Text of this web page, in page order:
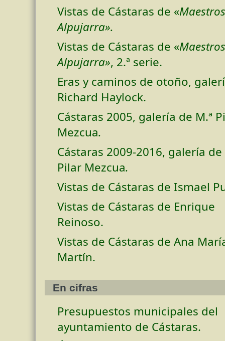
Vistas de Cástaras de «
Alpujarra».
Vistas de Cástaras de «
Alpujarra», 2.ª serie.
Eras y caminos de otoño,
Richard Haylock.
Cástaras 2005, galería de M.ª
Mezcua.
Cástaras 2009-2016, galería de
Pilar Mezcua.
Vistas de Cástaras de Ismael
Vistas de Cástaras de Enrique
Reinoso.
Vistas de Cástaras de Ana
Martín.
En cifras
Presupuestos municipales del
ayuntamiento de Cástaras.